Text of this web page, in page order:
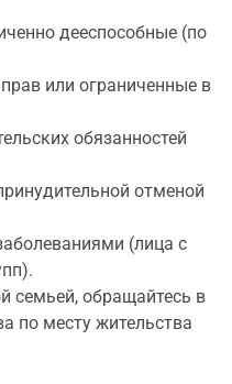
дееспособные (по
или ограниченные в
обязанностей
отменой
(лица с
семьей, обращайтесь в
по месту жительства